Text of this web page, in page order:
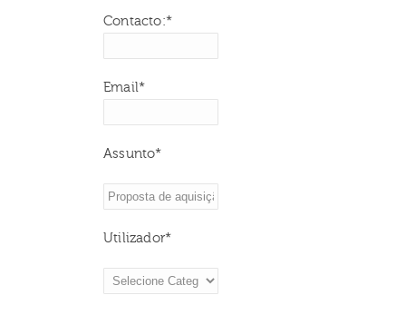
Contacto:*
Email*
Assunto*
Utilizador*